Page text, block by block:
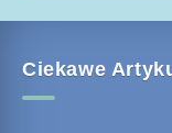
Ciekawe